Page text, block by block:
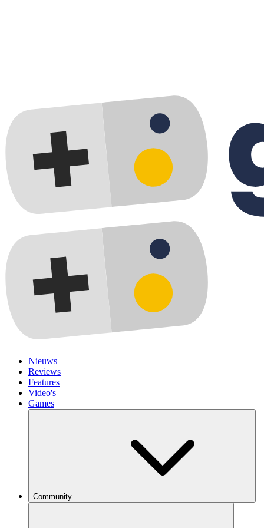
Nieuws
Reviews
Features
Video's
Games
Community